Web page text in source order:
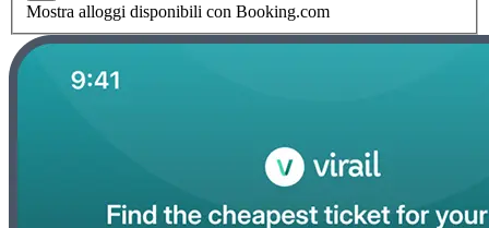
Mostra alloggi disponibili con Booking.com